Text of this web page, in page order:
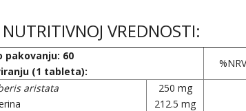
VREDNOSTI:
pakovanju: 60
(1 tableta):
aristata
250 mg
212.5 mg